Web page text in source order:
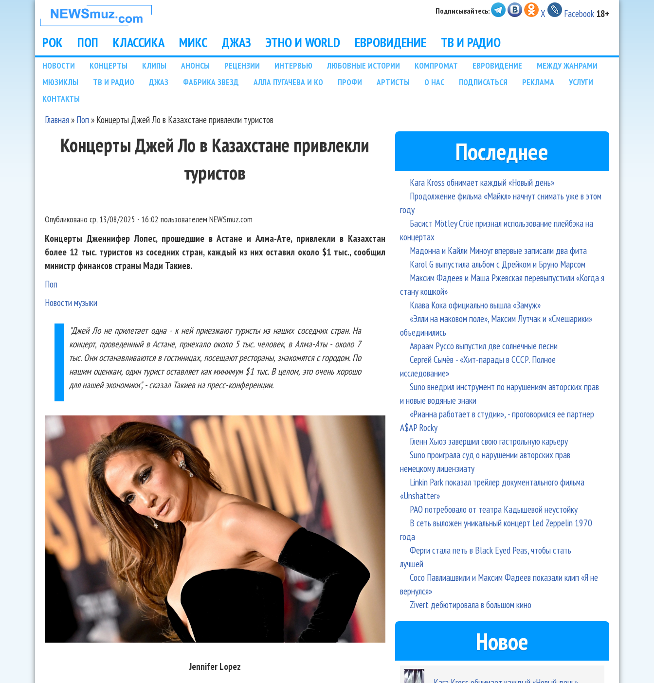
НОВОСТИ
МУЗЫКИ И
ШОУ БИЗНЕСА
NEWSMUZ.COM
Подписывайтесь: X Facebook 18+
Main menu
РОК ПОП КЛАССИКА МИКС ДЖАЗ ЭТНО И WORLD ЕВРОВИДЕНИЕ ТВ И РАДИО
Подразделы
НОВОСТИ КОНЦЕРТЫ КЛИПЫ АНОНСЫ РЕЦЕНЗИИ ИНТЕРВЬЮ ЛЮБОВНЫЕ ИСТОРИИ КОМПРОМАТ ЕВРОВИДЕНИЕ
МЕЖДУ ЖАНРАМИ
МЮЗИКЛЫ
ТВ И РАДИО ДЖАЗ ФАБРИКА ЗВЕЗД АЛЛА ПУГАЧЕВА И КО ПРОФИ АРТИСТЫ О НАС ПОДПИСАТЬСЯ РЕКЛАМА
УСЛУГИ
КОНТАКТЫ
Главная» Поп» Концерты Джей Ло в Казахстане привлекли туристов
Концерты Джей Ло в Казахстане привлекли
туристов
Опубликовано ср, 13/08/2025 - 16:02 пользователем NEWSmuz.com
Концерты Дженнифер Лопес, прошедшие в Астане и Алма-Ате, привлекли в Казахстан
более 12 тыс. туристов из соседних стран, каждый из них оставил около $1 тыс., сообщил
министр финансов страны Мади Такиев.
Поп
Новости музыки
"Джей Ло не прилетает одна - к ней приезжают туристы из наших соседних стран. На
концерт, проведенный в Астане, приехало около 5 тыс. человек, в Алма-Аты - около 7
тыс. Они останавливаются в гостиницах, посещают рестораны, знакомятся с городом. По
нашим оценкам, один турист оставляет как минимум $1 тыс. В целом, это очень хорошо
для нашей экономики", - сказал Такиев на пресс-конференции.
Jennifer Lopez
Последнее
Kara Kross обнимает каждый «Новый день»
Продолжение фильма «Майкл» начнут снимать уже в этом
году
Басист Mötley Crüe признал использование плейбэка на
концертах
Мадонна и Кайли Миноуг впервые записали два фита
Karol G выпустила альбом с Дрейком и Бруно Марсом
Максим Фадеев и Маша Ржевская перевыпустили «Когда я
стану кошкой»
Клава Кока официально вышла «Замуж»
«Элли на маковом поле», Максим Лутчак и «Смешарики»
объединились
Авраам Руссо выпустил две солнечные песни
Сергей Сычёв - «Хит-парады в СССР. Полное
исследование»
Suno внедрил инструмент по нарушениям авторских прав
и новые водяные знаки
«Рианна работает в студии», - проговорился ее партнер
A$AP Rocky
Гленн Хьюз завершил свою гастрольную карьеру
Suno проиграла суд о нарушении авторских прав
немецкому лицензиату
Linkin Park показал трейлер документального фильма
«Unshatter»
РАО потребовало от театра Кадышевой неустойку
В сеть выложен уникальный концерт Led Zeppelin 1970
года
Ферги стала петь в Black Eyed Peas, чтобы стать
лучшей
Сосо Павлиашвили и Максим Фадеев показали клип «Я не
вернулся»
Zivert дебютировала в большом кино
Новое